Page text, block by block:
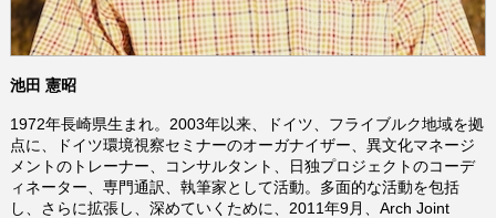
池田 憲昭
1972年長崎県生まれ。2003年以来、ドイツ、フライブルク地域を拠
点に、ドイツ環境視察セミナーのオーガナイザー、異文化マネージ
メントのトレーナー、コンサルタント、日独プロジェクトのコーデ
ィネーター、専門通訳、執筆家として活動。多面的な活動を包括
し、さらに拡張し、深めていくために、2011年9月、Arch Joint